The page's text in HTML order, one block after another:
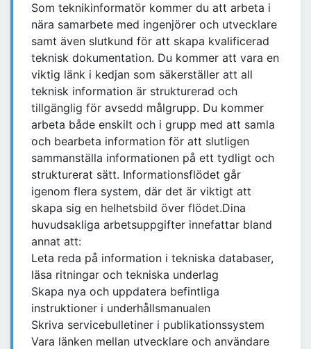
Som teknikinformatör kommer du att arbeta i
nära samarbete med ingenjörer och utvecklare
samt även slutkund för att skapa kvalificerad
teknisk dokumentation. Du kommer att vara en
viktig länk i kedjan som säkerställer att all
teknisk information är strukturerad och
tillgänglig för avsedd målgrupp. Du kommer
arbeta både enskilt och i grupp med att samla
och bearbeta information för att slutligen
sammanställa informationen på ett tydligt och
strukturerat sätt. Informationsflödet går
igenom flera system, där det är viktigt att
skapa sig en helhetsbild över flödet.Dina
huvudsakliga arbetsuppgifter innefattar bland
annat att:
Leta reda på information i tekniska databaser,
läsa ritningar och tekniska underlag
Skapa nya och uppdatera befintliga
instruktioner i underhållsmanualen
Skriva servicebulletiner i publikationssystem
Vara länken mellan utvecklare och användare